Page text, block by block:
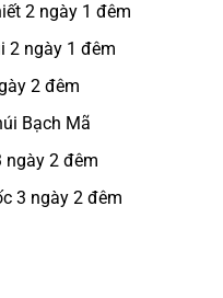
2 ngày 1 đêm
2 ngày 1 đêm
2 đêm
Bạch Mã
ngày 2 đêm
3 ngày 2 đêm